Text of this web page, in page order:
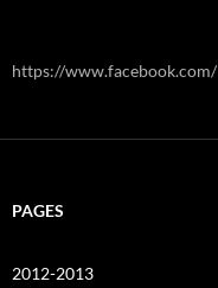
https://www.facebook.com/
PAGES
2012-2013